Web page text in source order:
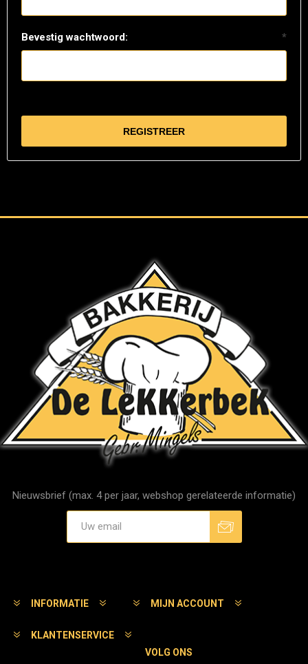
Bevestig wachtwoord: *
Nieuwsbrief (max. 4 per jaar, webshop gerelateerde informatie)
INFORMATIE MIJN ACCOUNT
KLANTENSERVICE
VOLG ONS